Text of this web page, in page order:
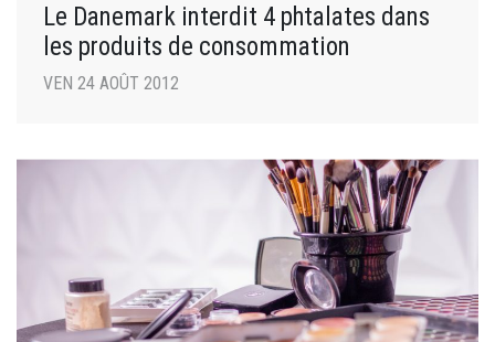
Le Danemark interdit 4 phtalates dans
les produits de consommation
VEN 24 AOÛT 2012